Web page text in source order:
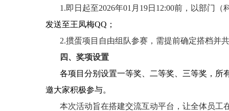
1.即日起至2026年01 月 19日1 2:00前，以部门（
发送至王凤梅QQ ；
2.掼蛋项目 自由组队参赛 ， 需提前确定搭档并
四、奖项设置
各项目分别设置一等奖、二等奖、三等奖，所
邀大家积极参与。
本次活动旨在搭建交流互动平台，让全体员工